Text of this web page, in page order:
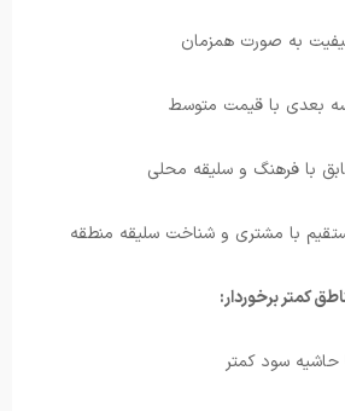
به صورت همزمان
بعدی با قیمت متوسط
با فرهنگ و سلیقه محلی
با مشتری و شناخت سلیقه منطقه
حاشیه سود کمتر